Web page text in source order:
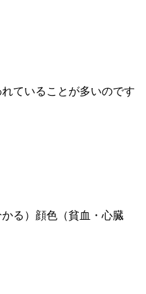
ていることが多いのです
る）顔色（貧血・心臓